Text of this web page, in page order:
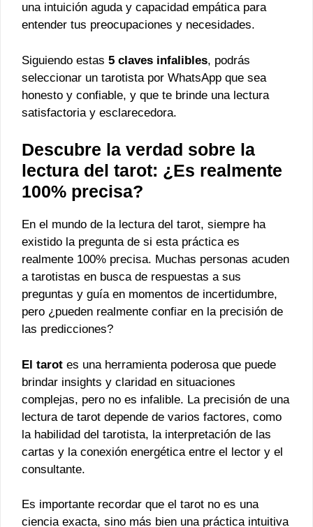
una intuición aguda y capacidad empática para
entender tus preocupaciones y necesidades.
Siguiendo estas 5 claves infalibles, podrás
seleccionar un tarotista por WhatsApp que sea
honesto y confiable, y que te brinde una lectura
satisfactoria y esclarecedora.
Descubre la verdad sobre la
lectura del tarot: ¿Es realmente
100% precisa?
En el mundo de la lectura del tarot, siempre ha
existido la pregunta de si esta práctica es
realmente 100% precisa. Muchas personas acuden
a tarotistas en busca de respuestas a sus
preguntas y guía en momentos de incertidumbre,
pero ¿pueden realmente confiar en la precisión de
las predicciones?
El tarot es una herramienta poderosa que puede
brindar insights y claridad en situaciones
complejas, pero no es infalible. La precisión de una
lectura de tarot depende de varios factores, como
la habilidad del tarotista, la interpretación de las
cartas y la conexión energética entre el lector y el
consultante.
Es importante recordar que el tarot no es una
ciencia exacta, sino más bien una práctica intuitiva